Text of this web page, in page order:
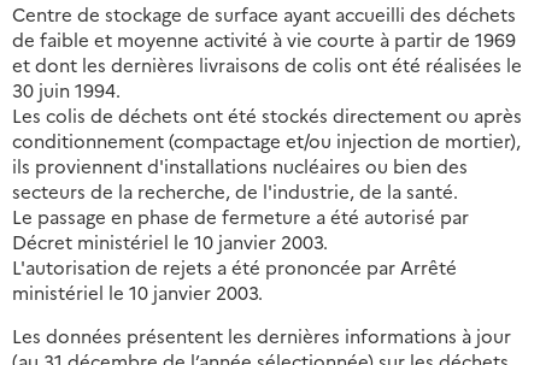
Centre de stockage de surface ayant accueilli des déchets
de faible et moyenne activité à vie courte à partir de 1969
et dont les dernières livraisons de colis ont été réalisées le
30 juin 1994.
Les colis de déchets ont été stockés directement ou après
conditionnement (compactage et/ou injection de mortier),
ils proviennent d'installations nucléaires ou bien des
secteurs de la recherche, de l'industrie, de la santé.
Le passage en phase de fermeture a été autorisé par
Décret ministériel le 10 janvier 2003.
L'autorisation de rejets a été prononcée par Arrêté
ministériel le 10 janvier 2003.
Les données présentent les dernières informations à jour